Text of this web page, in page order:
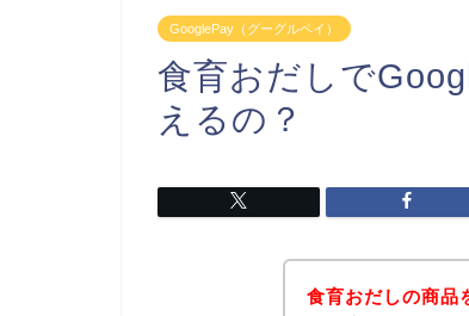
GooglePay（グーグルペイ）
食育おだしで
えるの？
食育おだしの商品